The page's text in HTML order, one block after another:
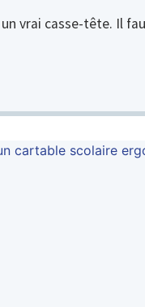
vrai casse-tête. Il